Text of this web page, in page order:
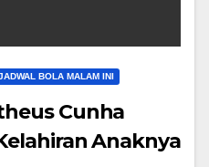
BOLA MALAM INI
Cunha
Anaknya